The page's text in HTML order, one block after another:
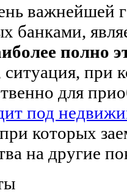
важнейшей
банками,
полно
при
для
под
которых
на другие